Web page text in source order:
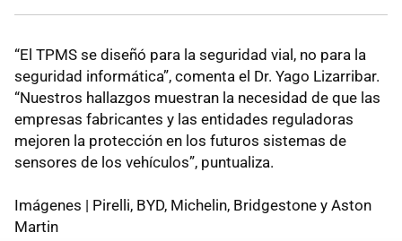
“El TPMS se diseñó para la seguridad vial, no para la
seguridad informática”, comenta el Dr. Yago Lizarribar.
“Nuestros hallazgos muestran la necesidad de que las
empresas fabricantes y las entidades reguladoras
mejoren la protección en los futuros sistemas de
sensores de los vehículos”, puntualiza.
Imágenes | Pirelli, BYD, Michelin, Bridgestone y Aston
Martin